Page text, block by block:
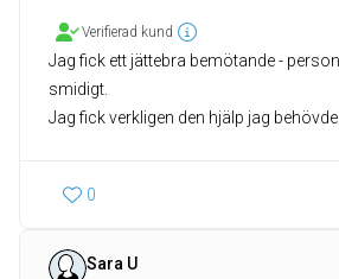
Verifierad kund
Jag fick ett jättebra bemötande -
smidigt.
Jag fick verkligen den hjälp jag behövde.
0
Sara U